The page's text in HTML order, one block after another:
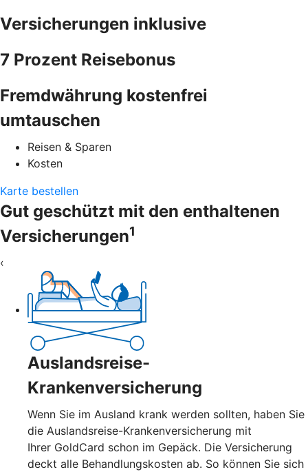
Versicherungen inklusive
7 Prozent Reisebonus
Fremdwährung kostenfrei
umtauschen
Reisen & Sparen
Kosten
Karte bestellen
Gut geschützt mit den enthaltenen
Versicherungen1
‹
Auslandsreise-
Krankenversicherung
Wenn Sie im Ausland krank werden sollten, haben Sie
die Auslandsreise-Krankenversicherung mit
Ihrer GoldCard schon im Gepäck. Die Versicherung
deckt alle Behandlungskosten ab. So können Sie sich